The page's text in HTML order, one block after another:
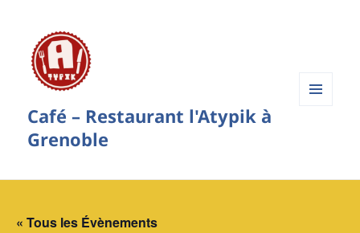
Café – Restaurant l'Atypik à
Grenoble
« Tous les Évènements